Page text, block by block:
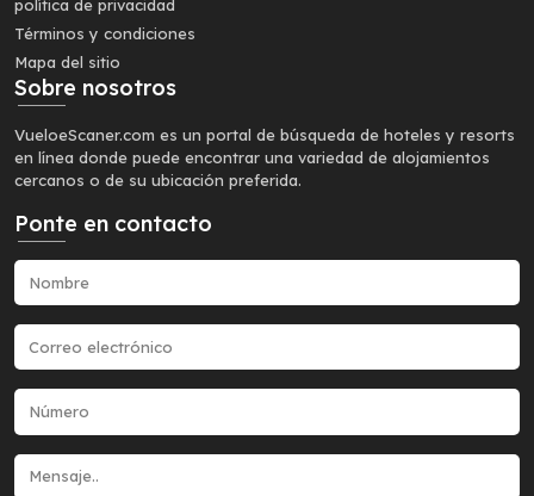
política de privacidad
Términos y condiciones
Mapa del sitio
Sobre nosotros
VueloeScaner.com es un portal de búsqueda de hoteles y resorts
en línea donde puede encontrar una variedad de alojamientos
cercanos o de su ubicación preferida.
Ponte en contacto